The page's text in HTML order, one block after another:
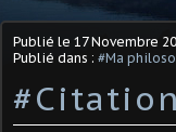
Publié le 17 Novembre
Publié dans : #Ma
#Citation